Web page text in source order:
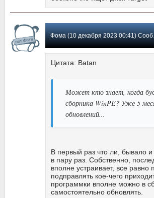
Фома
Цитата: Batan
Может кто знает, когда
сборника WinPE? Уже 5
обновлений...
В первый раз что ли, бывало
в пару раз. Собственно,
вполне устраивает, все равно
подправлять кое-чего
программки вполне можно в
самостоятельно обновлять.